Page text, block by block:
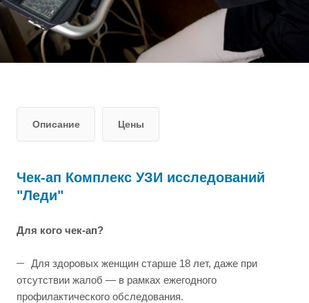
Описание Цены
Чек-ап Комплекс УЗИ исследований
"Леди"
Для кого чек-ап?
Для здоровых женщин старше 18 лет, даже при
отсутствии жалоб — в рамках ежегодного
профилактического обследования.